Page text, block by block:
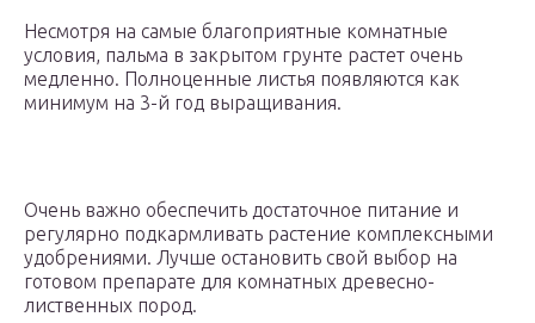
Несмотря на самые благоприятные комнатные
условия, пальма в закрытом грунте растет очень
медленно. Полноценные листья появляются как
минимум на 3-й год выращивания.
Очень важно обеспечить достаточное питание и
регулярно подкармливать растение комплексными
удобрениями. Лучше остановить свой выбор на
готовом препарате для комнатных древесно-
лиственных пород.